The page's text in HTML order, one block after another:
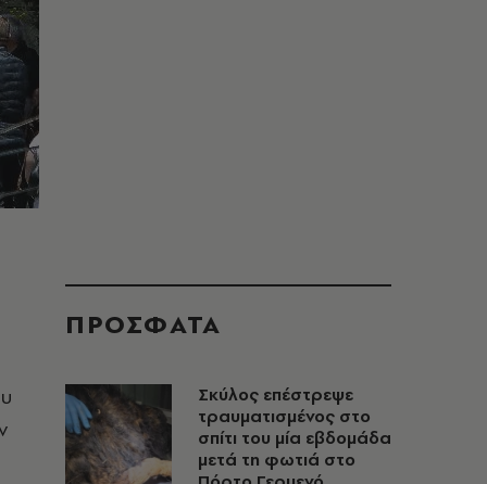
ΠΡΟΣΦΑΤΑ
Σκύλος επέστρεψε
τραυματισμένος στο
σπίτι του μία εβδομάδα
μετά τη φωτιά στο